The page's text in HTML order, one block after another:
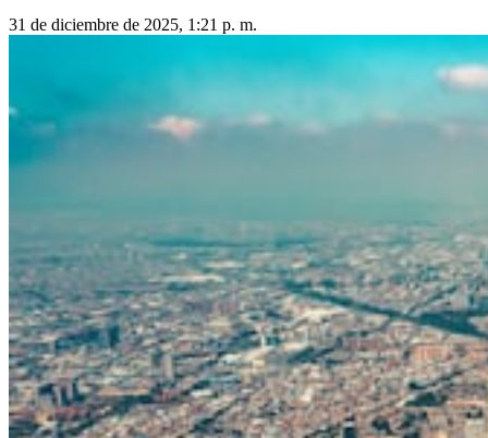
31 de diciembre de 2025, 1:21 p. m.